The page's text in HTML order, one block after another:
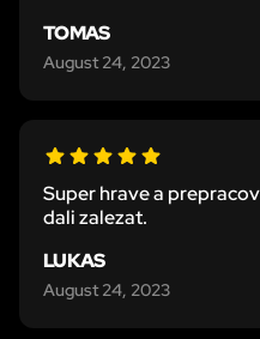
TOMAS
August 24, 2023
Super hrave a
dali zalezat.
LUKAS
August 24, 2023